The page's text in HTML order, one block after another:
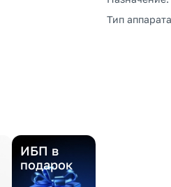
ИБП в
подарок
Тип